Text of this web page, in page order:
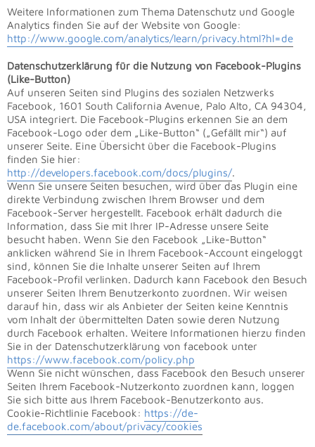
Weitere Informationen zum Thema Datenschutz und Google
Analytics finden Sie auf der Website von Google:
http://www.google.com/analytics/learn/privacy.html?hl=de
Datenschutzerklärung für die Nutzung von Facebook-Plugins
(Like-Button)
Auf unseren Seiten sind Plugins des sozialen Netzwerks
Facebook, 1601 South California Avenue, Palo Alto, CA 94304,
USA integriert. Die Facebook-Plugins erkennen Sie an dem
Facebook-Logo oder dem „Like-Button“ („Gefällt mir“) auf
unserer Seite. Eine Übersicht über die Facebook-Plugins
finden Sie hier:
http://developers.facebook.com/docs/plugins/.
Wenn Sie unsere Seiten besuchen, wird über das Plugin eine
direkte Verbindung zwischen Ihrem Browser und dem
Facebook-Server hergestellt. Facebook erhält dadurch die
Information, dass Sie mit Ihrer IP-Adresse unsere Seite
besucht haben. Wenn Sie den Facebook „Like-Button“
anklicken während Sie in Ihrem Facebook-Account eingeloggt
sind, können Sie die Inhalte unserer Seiten auf Ihrem
Facebook-Profil verlinken. Dadurch kann Facebook den Besuch
unserer Seiten Ihrem Benutzerkonto zuordnen. Wir weisen
darauf hin, dass wir als Anbieter der Seiten keine Kenntnis
vom Inhalt der übermittelten Daten sowie deren Nutzung
durch Facebook erhalten. Weitere Informationen hierzu finden
Sie in der Datenschutzerklärung von facebook unter
https://www.facebook.com/policy.php
Wenn Sie nicht wünschen, dass Facebook den Besuch unserer
Seiten Ihrem Facebook-Nutzerkonto zuordnen kann, loggen
Sie sich bitte aus Ihrem Facebook-Benutzerkonto aus.
Cookie-Richtlinie Facebook: https://de-
de.facebook.com/about/privacy/cookies